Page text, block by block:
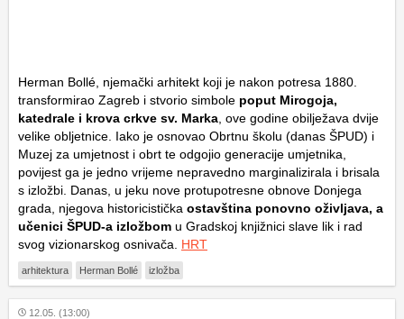
Herman Bollé, njemački arhitekt koji je nakon potresa 1880.
transformirao Zagreb i stvorio simbole poput Mirogoja,
katedrale i krova crkve sv. Marka , ove godine obilježava dvije
velike obljetnice. Iako je osnovao Obrtnu školu (danas ŠPUD) i
Muzej za umjetnost i obrt te odgojio generacije umjetnika,
povijest ga je jedno vrijeme nepravedno marginalizirala i brisala
s izložbi. Danas, u jeku nove protupotresne obnove Donjega
grada, njegova historicistička ostavština ponovno oživljava, a
učenici ŠPUD-a izložbom u Gradskoj knjižnici slave lik i rad
svog vizionarskog osnivača. HRT
arhitektura Herman Bollé izložba
12.05. (13:00)